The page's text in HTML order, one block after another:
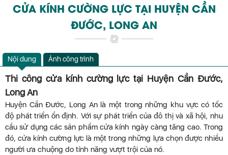
CỬA KÍNH CƯỜNG LỰC TẠI HUYỆN CẦN
ĐƯỚC, LONG AN
Nội dung Ảnh công trình
Thi công cửa kính cường lực tại Huyện Cần Đước,
Long An
Huyện Cần Đước, Long An là một trong những khu vực có tốc
độ phát triển ổn định. Với sự phát triển của đô thị và xã hội, nhu
cầu sử dụng các sản phẩm cửa kính ngày càng tăng cao. Trong
đó, cửa kính cường lực là một trong những lựa chọn được nhiều
người ưa chuộng do tính năng vượt trội của nó.